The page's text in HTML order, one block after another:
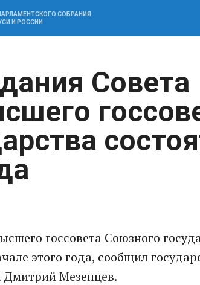
СОБРАНИЯ
И РОССИИ
Совета
госсовета Союзного
этого года, сообщил
Дмитрий Мезенцев.